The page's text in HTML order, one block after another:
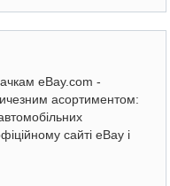
eBay.com -
асортиментом:
сайті eBay і